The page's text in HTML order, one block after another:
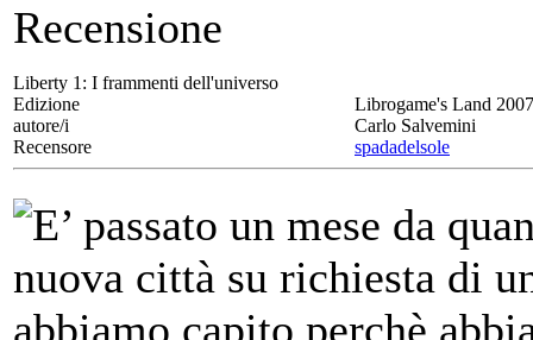
Recensione
Liberty 1: I frammenti dell'universo
Edizione
Librogame's Land 2007
autore/i
Carlo Salvemini
Recensore
spadadelsole
E’ passato un mese da
nuova città su richiesta di
abbiamo capito perchè